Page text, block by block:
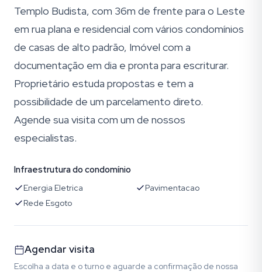
Templo Budista, com 36m de frente para o Leste
em rua plana e residencial com vários condomínios
de casas de alto padrão, Imóvel com a
documentação em dia e pronta para escriturar.
Proprietário estuda propostas e tem a
possibilidade de um parcelamento direto.
Agende sua visita com um de nossos
especialistas.
Infraestrutura do condomínio
Energia Eletrica
Pavimentacao
Rede Esgoto
Agendar visita
Escolha a data e o turno e aguarde a confirmação de nossa